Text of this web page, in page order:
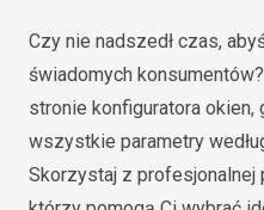
Czy nie nadszedł czas,
świadomych
stronie konfiguratora
wszystkie parametry
Skorzystaj z profesjonalnej